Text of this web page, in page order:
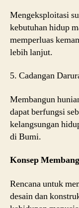
Mengeksploitasi
kebutuhan hidup
memperluas
lebih lanjut.
5. Cadangan
Membangun
dapat berfungsi
kelangsungan
di Bumi.
Konsep
Rencana untuk
desain dan